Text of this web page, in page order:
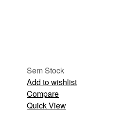
Sem Stock
Add to wishlist
Compare
Quick View